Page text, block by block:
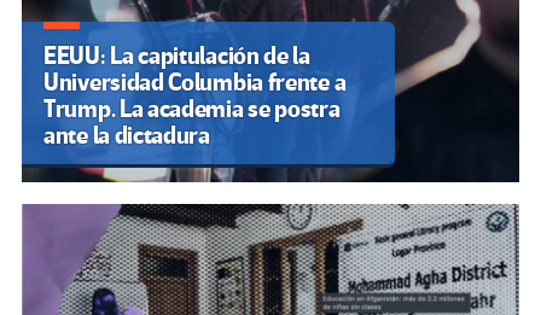
EEUU: La capitulación de la
Universidad Columbia frente a
Trump. La academia se postra
ante la dictadura